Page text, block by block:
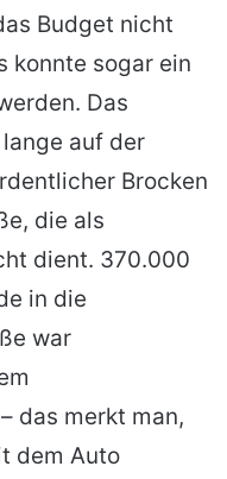
Budget nicht
konnte sogar ein
Das
auf der
Brocken
die als
dient. 370.000
in die
war
das merkt man,
dem Auto